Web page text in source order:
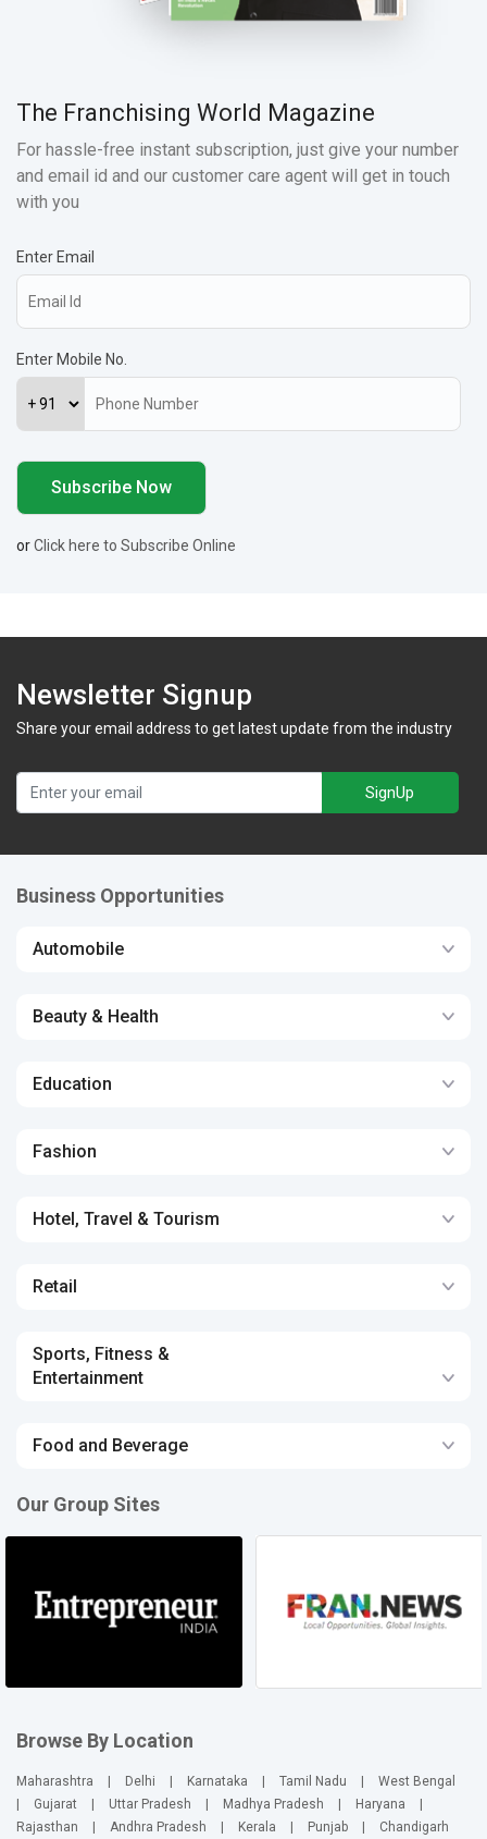
The Franchising World Magazine
For hassle-free instant subscription, just give your number
and email id and our customer care agent will get in touch
with you
Enter Email
Enter Mobile No.
orClick here to Subscribe Online
Newsletter Signup
Share your email address to get latest update from the industry
SignUp
Business Opportunities
Automobile
Beauty & Health
Education
Fashion
Hotel, Travel & Tourism
Retail
Sports, Fitness &
Entertainment
Food and Beverage
Our Group Sites
Browse By Location
Maharashtra | Delhi | Karnataka | Tamil Nadu |
West Bengal
|
Gujarat | Uttar Pradesh | Madhya Pradesh | Haryana
|
Rajasthan
| Andhra Pradesh | Kerala | Punjab | Chandigarh